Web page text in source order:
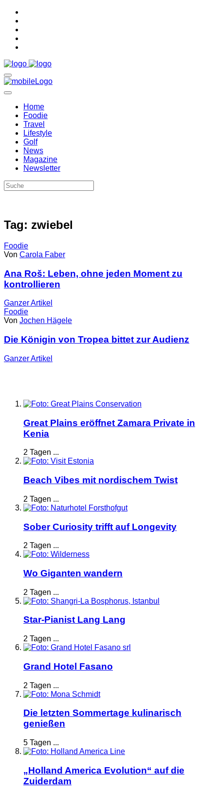
Home
Foodie
Travel
Lifestyle
Golf
News
Magazine
Newsletter
Tag: zwiebel
Foodie
Von Carola Faber
Ana Roš: Leben, ohne jeden Moment zu
kontrollieren
GanzerArtikel
Foodie
Von Jochen Hägele
Die Königin von Tropea bittet zur Audienz
GanzerArtikel
Great Plains eröffnet Zamara Private in
Kenia
2 Tagen ...
Beach Vibes mit nordischem Twist
2 Tagen ...
Sober Curiosity trifft auf Longevity
2 Tagen ...
Wo Giganten wandern
2 Tagen ...
Star-Pianist Lang Lang
2 Tagen ...
Grand Hotel Fasano
2 Tagen ...
Die letzten Sommertage kulinarisch
genießen
5 Tagen ...
„Holland America Evolution“ auf die
Zuiderdam